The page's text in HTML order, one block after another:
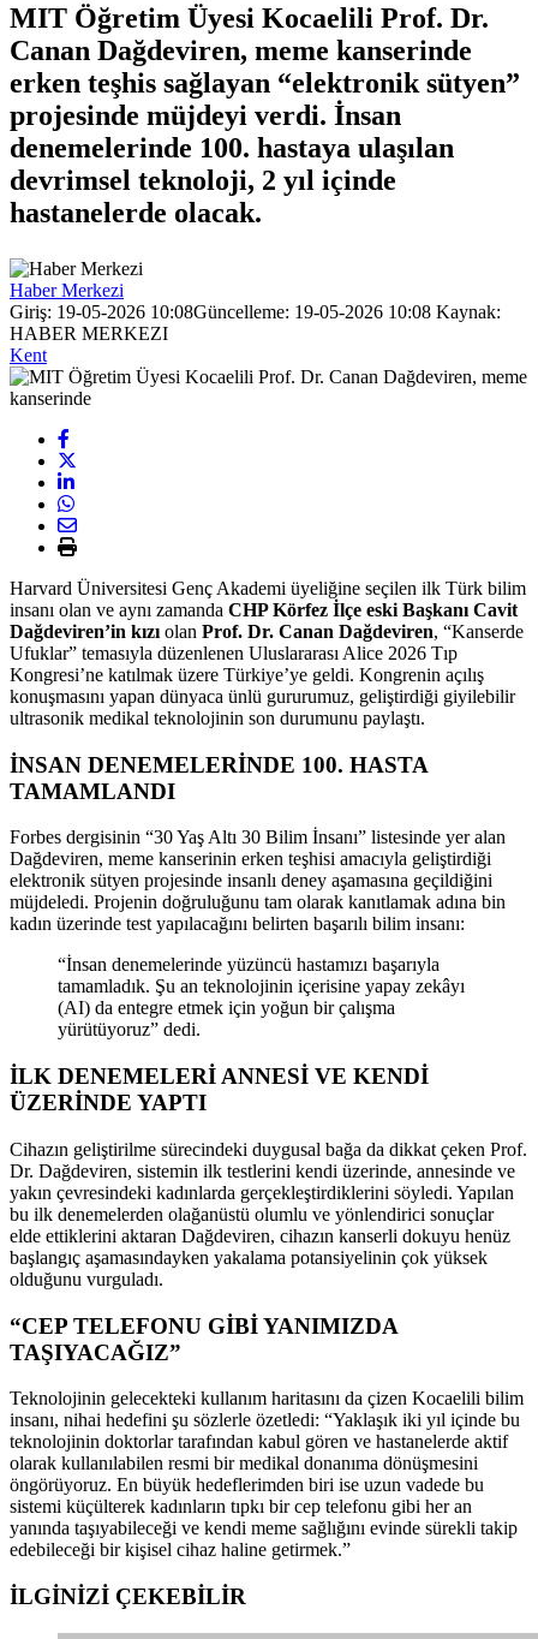
MIT Öğretim Üyesi Kocaelili Prof. Dr.
Canan Dağdeviren, meme kanserinde
erken teşhis sağlayan “elektronik sütyen”
projesinde müjdeyi verdi. İnsan
denemelerinde 100. hastaya ulaşılan
devrimsel teknoloji, 2 yıl içinde
hastanelerde olacak.
Haber Merkezi
Giriş: 19-05-2026 10:08Güncelleme: 19-05-2026 10:08 Kaynak:
HABER MERKEZI
Kent
Harvard Üniversitesi Genç Akademi üyeliğine seçilen ilk Türk bilim
insanı olan ve aynı zamanda CHP Körfez İlçe eski Başkanı Cavit
Dağdeviren’in kızı olan Prof. Dr. Canan Dağdeviren, “Kanserde
Ufuklar” temasıyla düzenlenen Uluslararası Alice 2026 Tıp
Kongresi’ne katılmak üzere Türkiye’ye geldi. Kongrenin açılış
konuşmasını yapan dünyaca ünlü gururumuz, geliştirdiği giyilebilir
ultrasonik medikal teknolojinin son durumunu paylaştı.
İNSAN DENEMELERİNDE 100. HASTA
TAMAMLANDI
Forbes dergisinin “30 Yaş Altı 30 Bilim İnsanı” listesinde yer alan
Dağdeviren, meme kanserinin erken teşhisi amacıyla geliştirdiği
elektronik sütyen projesinde insanlı deney aşamasına geçildiğini
müjdeledi. Projenin doğruluğunu tam olarak kanıtlamak adına bin
kadın üzerinde test yapılacağını belirten başarılı bilim insanı:
“İnsan denemelerinde yüzüncü hastamızı başarıyla
tamamladık. Şu an teknolojinin içerisine yapay zekâyı
(AI) da entegre etmek için yoğun bir çalışma
yürütüyoruz” dedi.
İLK DENEMELERİ ANNESİ VE KENDİ
ÜZERİNDE YAPTI
Cihazın geliştirilme sürecindeki duygusal bağa da dikkat çeken Prof.
Dr. Dağdeviren, sistemin ilk testlerini kendi üzerinde, annesinde ve
yakın çevresindeki kadınlarda gerçekleştirdiklerini söyledi. Yapılan
bu ilk denemelerden olağanüstü olumlu ve yönlendirici sonuçlar
elde ettiklerini aktaran Dağdeviren, cihazın kanserli dokuyu henüz
başlangıç aşamasındayken yakalama potansiyelinin çok yüksek
olduğunu vurguladı.
“CEP TELEFONU GİBİ YANIMIZDA
TAŞIYACAĞIZ”
Teknolojinin gelecekteki kullanım haritasını da çizen Kocaelili bilim
insanı, nihai hedefini şu sözlerle özetledi: “Yaklaşık iki yıl içinde bu
teknolojinin doktorlar tarafından kabul gören ve hastanelerde aktif
olarak kullanılabilen resmi bir medikal donanıma dönüşmesini
öngörüyoruz. En büyük hedeflerimden biri ise uzun vadede bu
sistemi küçülterek kadınların tıpkı bir cep telefonu gibi her an
yanında taşıyabileceği ve kendi meme sağlığını evinde sürekli takip
edebileceği bir kişisel cihaz haline getirmek.”
İLGİNİZİ ÇEKEBİLİR